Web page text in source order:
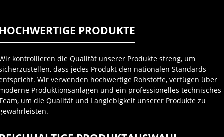
PRODUKTE
kontrollieren die Qualität unserer Produkte streng, um
dass jedes Produkt den nationalen Standards
Wir verwenden hochwertige Rohstoffe, verfügen über
Produktionsanlagen und ein professionelles technisches
um die Qualität und Langlebigkeit unserer Produkte zu